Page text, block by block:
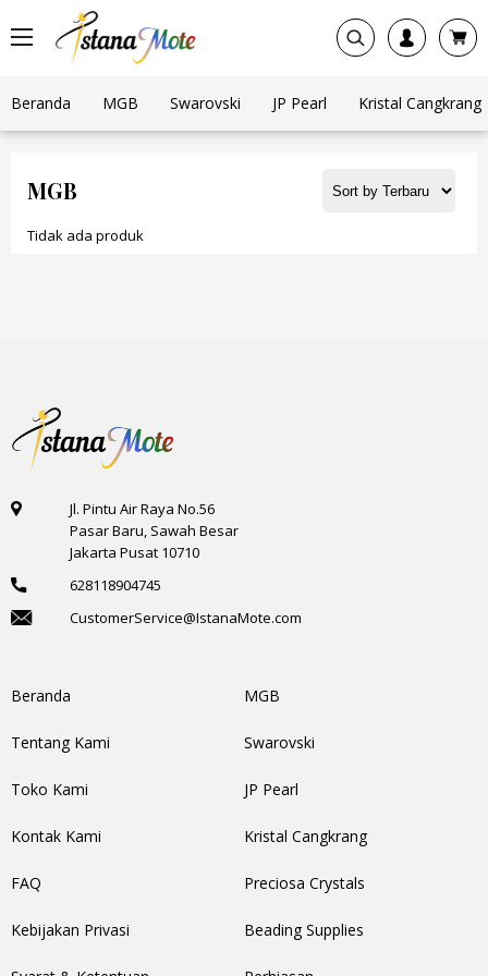
Beranda MGB Swarovski JP Pearl Kristal Cangkrang
MGB
Tidak ada produk
Jl. Pintu Air Raya No.56
Pasar Baru, Sawah Besar
Jakarta Pusat 10710
628118904745
CustomerService@IstanaMote.com
Beranda
Tentang Kami
Toko Kami
Kontak Kami
FAQ
Kebijakan Privasi
MGB
Swarovski
JP Pearl
Kristal Cangkrang
Preciosa Crystals
Beading Supplies